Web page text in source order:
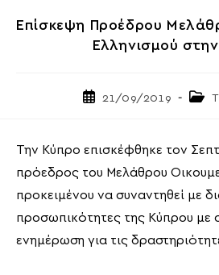
Επίσκεψη Προέδρου
Ελληνισμού
Post21/09/2019
Post
Την Κύπρο επισκέφθηκε τον
πρόεδρος του Μελάθρου
προκειμένου να συναντηθεί με
προσωπικότητες της Κύπρου με
ενημέρωση για τις